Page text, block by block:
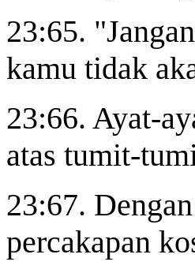
23:65.
kamu tidak
23:66. Ayat-
atas tumit-
23:67.
percakapan